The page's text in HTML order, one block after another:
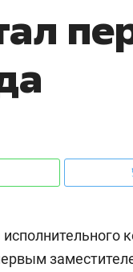
клиентах